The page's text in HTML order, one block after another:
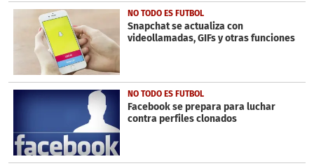
NO TODO ES FUTBOL
Snapchat se actualiza con
videollamadas, GIFs y otras funciones
NO TODO ES FUTBOL
Facebook se prepara para luchar
contra perfiles clonados